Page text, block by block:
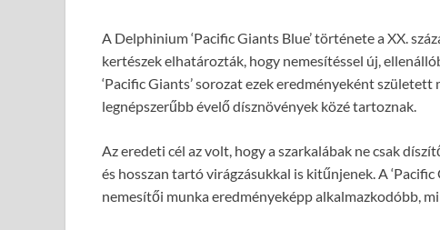
A Delphinium ‘Pacific Giants Blue’ története a XX.
kertészek elhatározták, hogy nemesítéssel új,
‘Pacific Giants’ sorozat ezek eredményeként született
legnépszerűbb évelő dísznövények közé tartoznak.
Az eredeti cél az volt, hogy a szarkalábak ne csak
és hosszan tartó virágzásukkal is kitűnjenek. A
nemesítői munka eredményeképp alkalmazkodóbb,